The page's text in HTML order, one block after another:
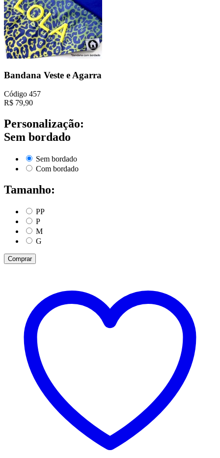
Bandana Veste e Agarra
Código 457
R$ 79,90
Personalização:
Sem bordado
Sem bordado
Com bordado
Tamanho:
PP
P
M
G
Comprar